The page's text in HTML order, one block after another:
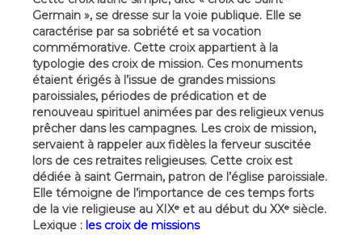
Germain », se dresse sur la voie publique. Elle se
caractérise par sa sobriété et sa vocation
commémorative. Cette croix appartient à la
typologie des croix de mission. Ces monuments
étaient érigés à l’issue de grandes missions
paroissiales, périodes de prédication et de
renouveau spirituel animées par des religieux venus
prêcher dans les campagnes. Les croix de mission,
servaient à rappeler aux fidèles la ferveur suscitée
lors de ces retraites religieuses. Cette croix est
dédiée à saint Germain, patron de l’église paroissiale.
Elle témoigne de l’importance de ces temps forts
de la vie religieuse au XIXᵉ et au début du XXᵉ siècle.
Lexique : les croix de missions